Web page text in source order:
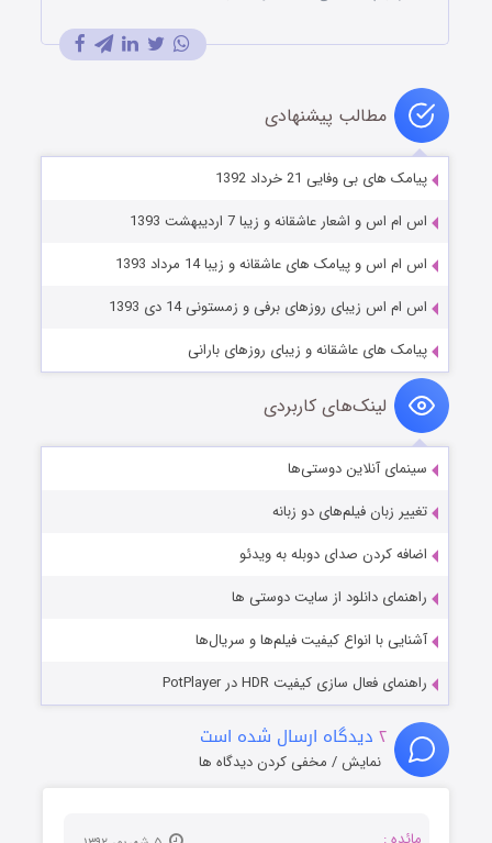
مطالب پیشنهادی
پیامک های بی وفایی 21 خرداد 1392
اس ام اس و اشعار عاشقانه و زیبا 7 اردیبهشت 1393
اس ام اس و پیامک های عاشقانه و زیبا 14 مرداد 1393
اس ام اس زیبای روزهای برفی و زمستونی 14 دی 1393
پیامک های عاشقانه و زیبای روزهای بارانی
لینک‌های کاربردی
سینمای آنلاین دوستی‌ها
تغییر زبان فیلم‌های دو زبانه
اضافه کردن صدای دوبله به ویدئو
راهنمای دانلود از سایت دوستی ها
آشنایی با انواع کیفیت فیلم‌ها و سریال‌ها
راهنمای فعال سازی کیفیت HDR در PotPlayer
۲ دیدگاه ارسال شده است
نمایش / مخفی کردن دیدگاه ها